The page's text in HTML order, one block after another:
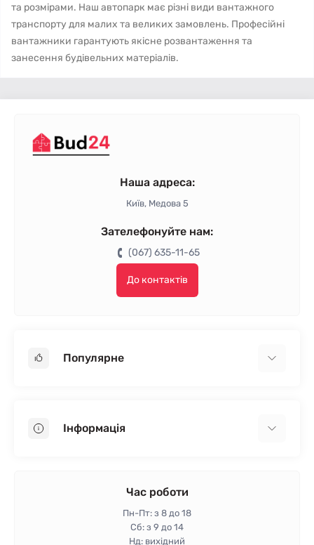
та розмірами. Наш автопарк має різні види вантажного
транспорту для малих та великих замовлень. Професійні
вантажники гарантують якісне розвантаження та
занесення будівельних матеріалів.
Наша адреса:
Київ, Медова 5
Зателефонуйте нам:
(067) 635-11-65
До контактів
Популярне
Пінопласт
Інформація
Гарантія та повернення
Час роботи
Пн-Пт: з 8 до 18
Сб: з 9 до 14
Нд: вихідний